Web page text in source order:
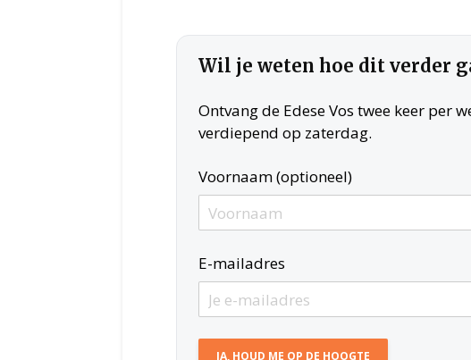
Wil je weten hoe dit verder
Ontvang de Edese Vos twee keer per
verdiepend op zaterdag.
Voornaam (optioneel)
E-mailadres